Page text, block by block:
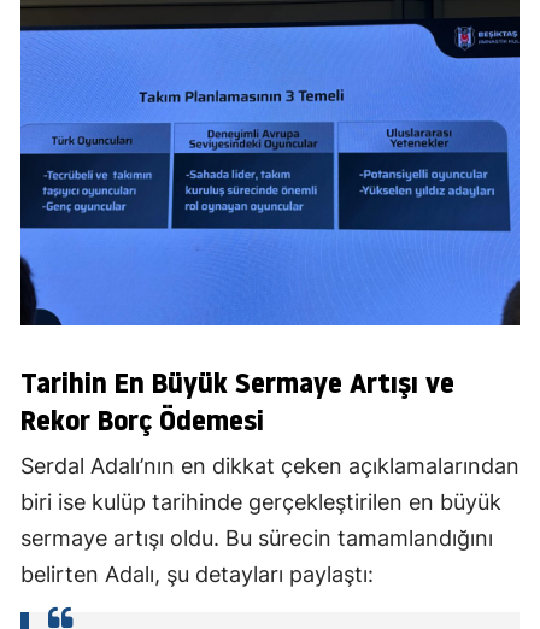
Tarihin En Büyük Sermaye Artışı ve
Rekor Borç Ödemesi
Serdal Adalı’nın en dikkat çeken açıklamalarından
biri ise kulüp tarihinde gerçekleştirilen en büyük
sermaye artışı oldu. Bu sürecin tamamlandığını
belirten Adalı, şu detayları paylaştı: